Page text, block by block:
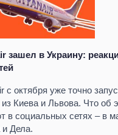
зашел в Украину:
с октября уже точно
Киева и Львова. Что об
в социальных сетях – в
Дела.